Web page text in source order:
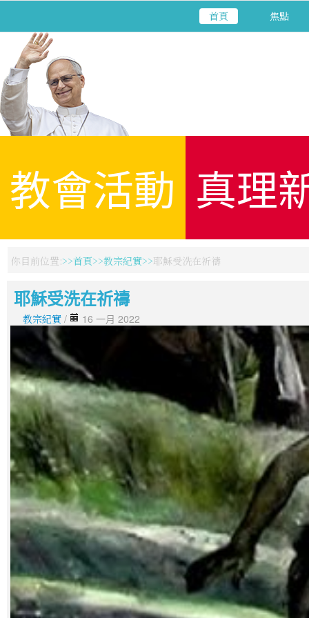
首頁 焦點
教會活動 真理
你目前位置: 首頁 教宗紀實 耶穌受洗在祈禱
耶穌受洗在祈禱
教宗紀實 / 16 一月 2022